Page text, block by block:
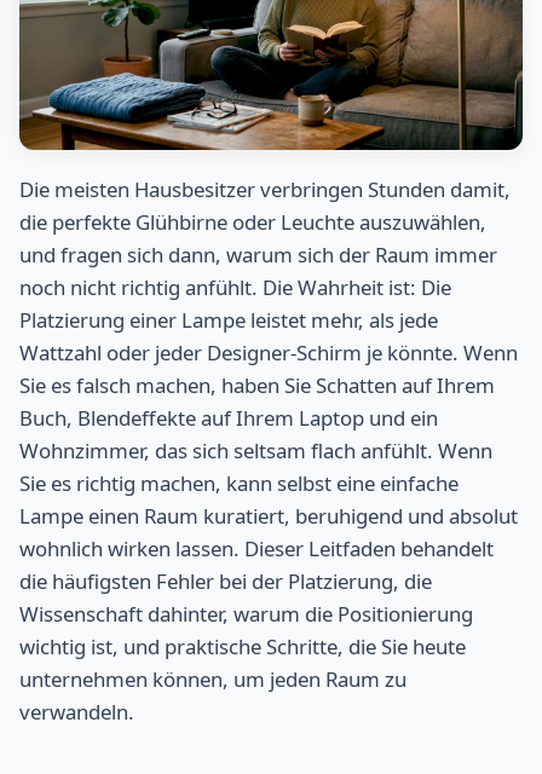
Die meisten Hausbesitzer verbringen Stunden damit,
die perfekte Glühbirne oder Leuchte auszuwählen,
und fragen sich dann, warum sich der Raum immer
noch nicht richtig anfühlt. Die Wahrheit ist: Die
Platzierung einer Lampe leistet mehr, als jede
Wattzahl oder jeder Designer-Schirm je könnte. Wenn
Sie es falsch machen, haben Sie Schatten auf Ihrem
Buch, Blendeffekte auf Ihrem Laptop und ein
Wohnzimmer, das sich seltsam flach anfühlt. Wenn
Sie es richtig machen, kann selbst eine einfache
Lampe einen Raum kuratiert, beruhigend und absolut
wohnlich wirken lassen. Dieser Leitfaden behandelt
die häufigsten Fehler bei der Platzierung, die
Wissenschaft dahinter, warum die Positionierung
wichtig ist, und praktische Schritte, die Sie heute
unternehmen können, um jeden Raum zu
verwandeln.